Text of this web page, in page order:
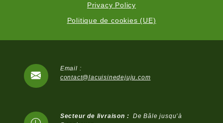
Privacy Policy
Politique de cookies (UE)
Email :
contact@lacuisinedejuju.com
Secteur de livraison : De Bâle jusqu’à